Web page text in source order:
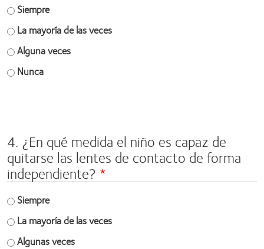
Siempre
La mayoría de las veces
Alguna veces
Nunca
4. ¿En qué medida el niño es capaz de
quitarse las lentes de contacto de forma
independiente?
Siempre
La mayoría de las veces
Algunas veces